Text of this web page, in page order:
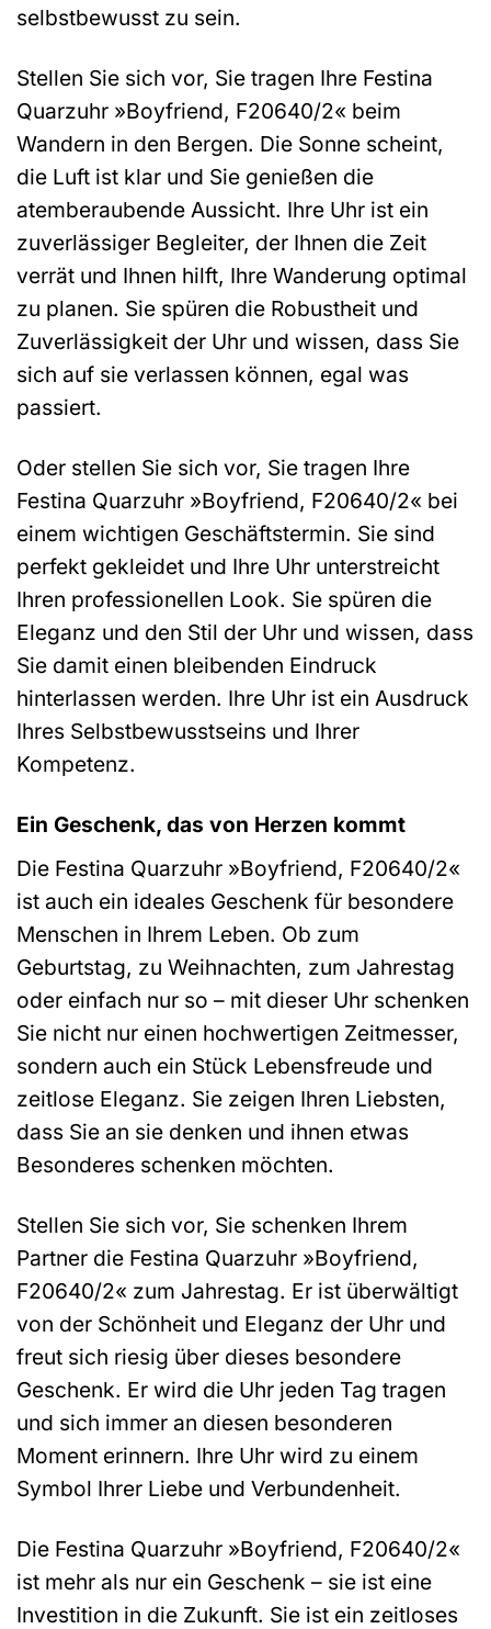
selbstbewusst zu sein.
Stellen Sie sich vor, Sie tragen Ihre Festina
Quarzuhr »Boyfriend, F20640/2« beim
Wandern in den Bergen. Die Sonne scheint,
die Luft ist klar und Sie genießen die
atemberaubende Aussicht. Ihre Uhr ist ein
zuverlässiger Begleiter, der Ihnen die Zeit
verrät und Ihnen hilft, Ihre Wanderung optimal
zu planen. Sie spüren die Robustheit und
Zuverlässigkeit der Uhr und wissen, dass Sie
sich auf sie verlassen können, egal was
passiert.
Oder stellen Sie sich vor, Sie tragen Ihre
Festina Quarzuhr »Boyfriend, F20640/2« bei
einem wichtigen Geschäftstermin. Sie sind
perfekt gekleidet und Ihre Uhr unterstreicht
Ihren professionellen Look. Sie spüren die
Eleganz und den Stil der Uhr und wissen, dass
Sie damit einen bleibenden Eindruck
hinterlassen werden. Ihre Uhr ist ein Ausdruck
Ihres Selbstbewusstseins und Ihrer
Kompetenz.
Ein Geschenk, das von Herzen kommt
Die Festina Quarzuhr »Boyfriend, F20640/2«
ist auch ein ideales Geschenk für besondere
Menschen in Ihrem Leben. Ob zum
Geburtstag, zu Weihnachten, zum Jahrestag
oder einfach nur so – mit dieser Uhr schenken
Sie nicht nur einen hochwertigen Zeitmesser,
sondern auch ein Stück Lebensfreude und
zeitlose Eleganz. Sie zeigen Ihren Liebsten,
dass Sie an sie denken und ihnen etwas
Besonderes schenken möchten.
Stellen Sie sich vor, Sie schenken Ihrem
Partner die Festina Quarzuhr »Boyfriend,
F20640/2« zum Jahrestag. Er ist überwältigt
von der Schönheit und Eleganz der Uhr und
freut sich riesig über dieses besondere
Geschenk. Er wird die Uhr jeden Tag tragen
und sich immer an diesen besonderen
Moment erinnern. Ihre Uhr wird zu einem
Symbol Ihrer Liebe und Verbundenheit.
Die Festina Quarzuhr »Boyfriend, F20640/2«
ist mehr als nur ein Geschenk – sie ist eine
Investition in die Zukunft. Sie ist ein zeitloses